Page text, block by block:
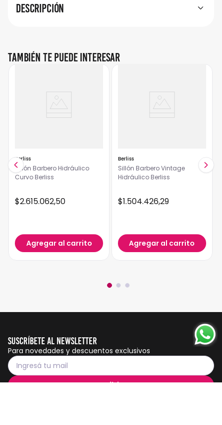
Descripción
También te puede interesar
Berliss
Sillón Barbero Hidráulico
Curvo Berliss
$2.615.062,50
Agregar al carrito
Berliss
Sillón Barbero Vintage
Hidráulico Berliss
$1.504.426,29
Agregar al carrito
Suscríbete al Newsletter
Para novedades y descuentos exclusivos
Suscribirme